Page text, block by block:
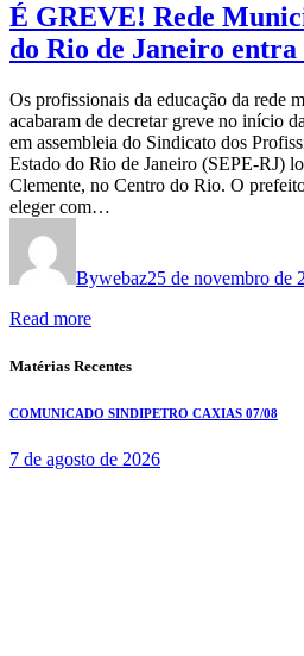
É GREVE! Rede
do Rio de Janeiro entra
Os profissionais da educação da rede
acabaram de decretar greve no início
em assembleia do Sindicato dos
Estado do Rio de Janeiro (SEPE-RJ)
Clemente, no Centro do Rio. O
eleger com…
Bywebaz25 de novembro de
Read more
Matérias Recentes
COMUNICADO SINDIPETRO CAXIAS 07/08
7 de agosto de 2026